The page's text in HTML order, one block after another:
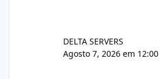
DELTA SERVERS
Agosto 7, 2026 em 12:00